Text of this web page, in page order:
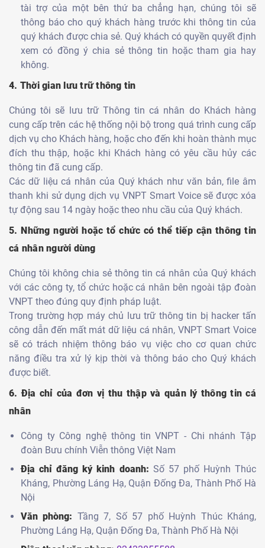
tài trợ của một bên thứ ba chẳng hạn, chúng tôi sẽ
thông báo cho quý khách hàng trước khi thông tin của
quý khách được chia sẻ. Quý khách có quyền quyết định
xem có đồng ý chia sẻ thông tin hoặc tham gia hay
không.
4. Thời gian lưu trữ thông tin
Chúng tôi sẽ lưu trữ Thông tin cá nhân do Khách hàng
cung cấp trên các hệ thống nội bộ trong quá trình cung cấp
dịch vụ cho Khách hàng, hoặc cho đến khi hoàn thành mục
đích thu thập, hoặc khi Khách hàng có yêu cầu hủy các
thông tin đã cung cấp.
Các dữ liệu cá nhân của Quý khách như văn bản, file âm
thanh khi sử dụng dịch vụ VNPT Smart Voice sẽ được xóa
tự động sau 14 ngày hoặc theo nhu cầu của Quý khách.
5. Những người hoặc tổ chức có thể tiếp cận thông tin
cá nhân người dùng
Chúng tôi không chia sẻ thông tin cá nhân của Quý khách
với các công ty, tổ chức hoặc cá nhân bên ngoài tập đoàn
VNPT theo đúng quy định pháp luật.
Trong trường hợp máy chủ lưu trữ thông tin bị hacker tấn
công dẫn đến mất mát dữ liệu cá nhân, VNPT Smart Voice
sẽ có trách nhiệm thông báo vụ việc cho cơ quan chức
năng điều tra xử lý kịp thời và thông báo cho Quý khách
được biết.
6. Địa chỉ của đơn vị thu thập và quản lý thông tin cá
nhân
Công ty Công nghệ thông tin VNPT - Chi nhánh Tập
đoàn Bưu chính Viễn thông Việt Nam
Địa chỉ đăng ký kinh doanh: Số 57 phố Huỳnh Thúc
Kháng, Phường Láng Hạ, Quận Đống Đa, Thành Phố Hà
Nội
Văn phòng: Tầng 7, Số 57 phố Huỳnh Thúc Kháng,
Phường Láng Hạ, Quận Đống Đa, Thành Phố Hà Nội